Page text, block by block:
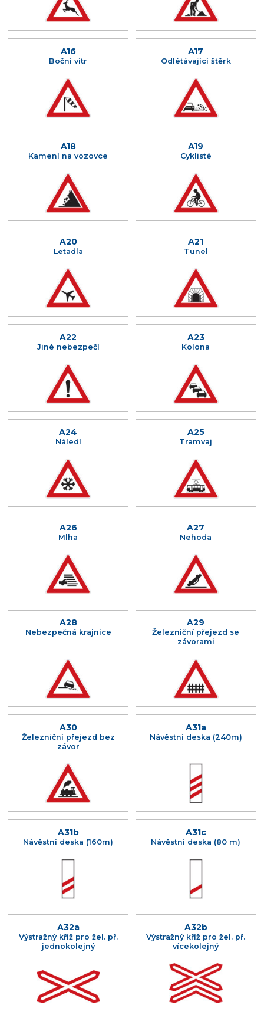
A16
Boční vítr
A17
Odlétávající štěrk
A18
Kamení na vozovce
A19
Cyklisté
A20
Letadla
A21
Tunel
A22
Jiné nebezpečí
A23
Kolona
A24
Náledí
A25
Tramvaj
A26
Mlha
A27
Nehoda
A28
Nebezpečná krajnice
A29
Železniční přejezd se
závorami
A30
Železniční přejezd bez
závor
A31a
Návěstní deska (240m)
A31b
Návěstní deska (160m)
A31c
Návěstní deska (80 m)
A32a
Výstražný kříž pro žel. př.
jednokolejný
A32b
Výstražný kříž pro žel. př.
vícekolejný